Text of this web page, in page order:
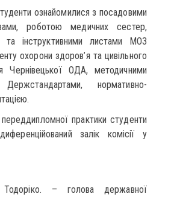
ознайомилися з посадовими
роботою медичних сестер,
та інструктивними листами МОЗ
охорони здоров’я та цивільного
Чернівецької ОДА, методичними
Держстандартами, нормативно-
практики студенти
залік комісії у
– голова державної